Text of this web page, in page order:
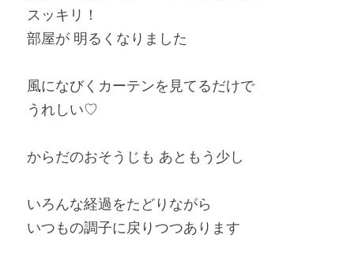
スッキリ！
部屋が 明るくなりました
風になびくカーテンを見てるだけで
うれしい♡
からだのおそうじも あともう少し
いろんな経過をたどりながら
いつもの調子に戻りつつあります